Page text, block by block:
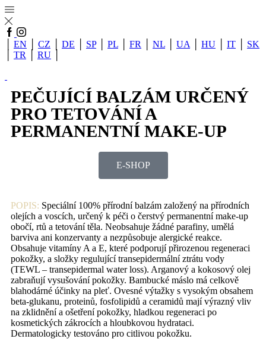
EN CZ DE SP│ PL FR NL UA HU IT
SK
TR RU
PEČUJÍCÍ BALZÁM URČENÝ
PRO TETOVÁNÍ A
PERMANENTNÍ MAKE-UP
E-SHOP
POPIS: Speciální 100% přírodní balzám založený na přírodních
olejích a voscích, určený k péči o čerstvý permanentní make-up
obočí, rtů a tetování těla. Neobsahuje žádné parafiny, umělá
barviva ani konzervanty a nezpůsobuje alergické reakce.
Obsahuje vitamíny A a E, které podporují přirozenou regeneraci
pokožky, a složky regulující transepidermální ztrátu vody
(TEWL – transepidermal water loss). Arganový a kokosový olej
zabraňují vysušování pokožky. Bambucké máslo má celkově
blahodárné účinky na pleť. Ovesné výtažky s vysokým obsahem
beta-glukanu, proteinů, fosfolipidů a ceramidů mají výrazný vliv
na zklidnění a ošetření pokožky, hladkou regeneraci po
kosmetických zákrocích a hloubkovou hydrataci.
Dermatologicky testováno pro citlivou pokožku.